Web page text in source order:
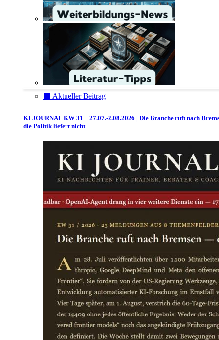
⬛️ Aktueller Beitrag
KI JOURNAL KW 31 – 27.07.-2.08.2026 | Die Branche ruft nach
die Politik liefert nicht